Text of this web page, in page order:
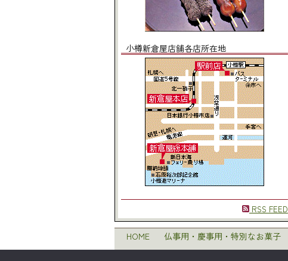
小樽新倉屋店舗各店所在地
RSS FEED
HOME 仏事用・慶事用・特別なお菓子